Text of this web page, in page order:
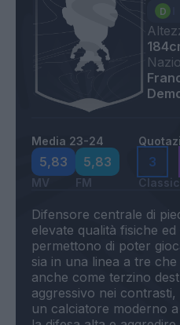
Media 23-24
5,83
MV
5,83
FM
3
Classic
Difensore centrale di
elevate qualità fisiche
permettono di poter
sia in una linea a tre
anche come terzino
aggressivo nei
un calciatore moderno